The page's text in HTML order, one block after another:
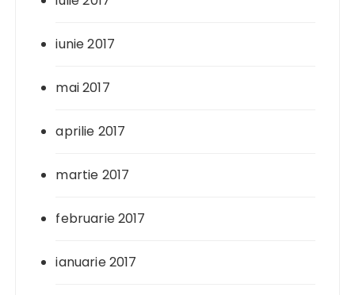
iunie 2017
mai 2017
aprilie 2017
martie 2017
februarie 2017
ianuarie 2017